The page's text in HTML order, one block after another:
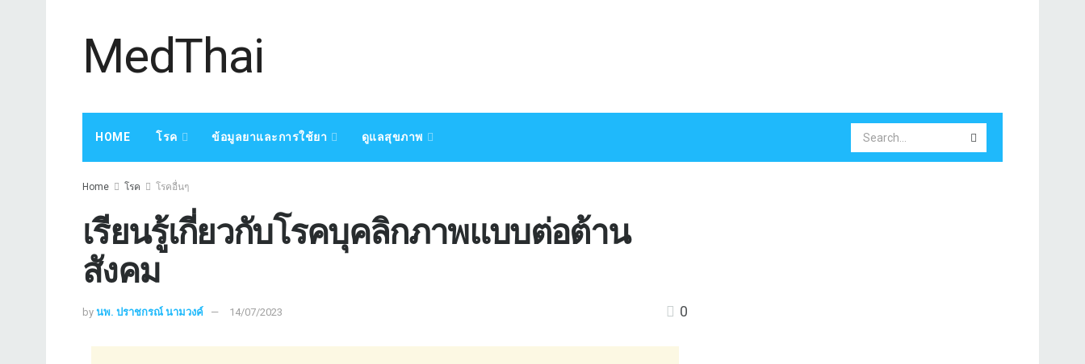
MedThai
HOME โรค ข้อมูลยาและการใช้ยา ดูแลสุขภาพ
Home โรค โรคอื่นๆ
เรียนรู้เกี่ยวกับโรคบุคลิกภาพแบบต่อต้าน
สังคม
by นพ. ปราชกรณ์ นามวงค์ 14/07/2023 0